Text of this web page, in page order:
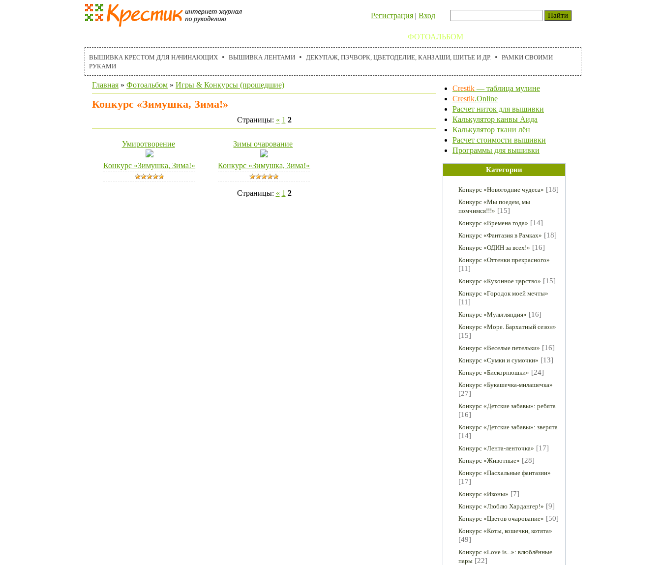
Регистрация | Вход
ФОТОАЛЬБОМ
ВЫШИВКА КРЕСТОМ ДЛЯ НАЧИНАЮЩИХ • ВЫШИВКА ЛЕНТАМИ • ДЕКУПАЖ, ПЭЧВОРК, ЦВЕТОДЕЛИЕ, КАНЗАШИ, ШИТЬЕ И ДР. • РАМКИ СВОИМИ
РУКАМИ
Главная » Фотоальбом » Игры & Конкурсы (прошедшие)
Конкурс «Зимушка, Зима!»
Страницы: « 1 2
Умиротворение
Конкурс «Зимушка, Зима!»
Зимы очарование
Конкурс «Зимушка, Зима!»
Страницы: « 1 2
Crestik — таблица мулине
Crestik.Online
Расчет ниток для вышивки
Калькулятор канвы Аида
Калькулятор ткани лён
Расчет стоимости вышивки
Программы для вышивки
Категории
Конкурс «Новогодние чудеса» [18]
Конкурс «Мы поедем, мы
помчимся!!!» [15]
Конкурс «Времена года» [14]
Конкурс «Фантазия в Рамках» [18]
Конкурс «ОДИН за всех!» [16]
Конкурс «Оттенки прекрасного»
[11]
Конкурс «Кухонное царство» [15]
Конкурс «Городок моей мечты»
[11]
Конкурс «Мультляндия» [16]
Конкурс «Море. Бархатный сезон»
[15]
Конкурс «Веселые петельки» [16]
Конкурс «Сумки и сумочки» [13]
Конкурс «Бискорнюшки» [24]
Конкурс «Букашечка-милашечка»
[27]
Конкурс «Детские забавы»: ребята
[16]
Конкурс «Детские забавы»: зверята
[14]
Конкурс «Лента-ленточка» [17]
Конкурс «Животные» [28]
Конкурс «Пасхальные фантазии»
[17]
Конкурс «Иконы» [7]
Конкурс «Люблю Хардангер!» [9]
Конкурс «Цветов очарование» [50]
Конкурс «Коты, кошечки, котята»
[49]
Конкурс «Love is...»: влюблённые
пары [22]